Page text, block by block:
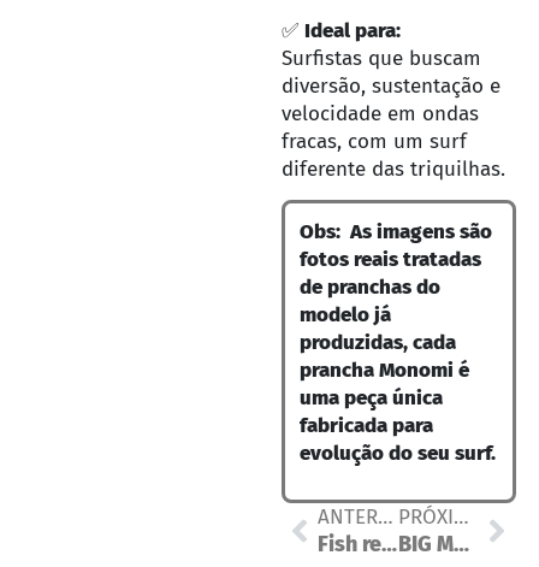
✅ Ideal para:
Surfistas que buscam
diversão, sustentação e
velocidade em ondas
fracas, com um surf
diferente das triquilhas.
Obs: As imagens são
fotos reais tratadas
de pranchas do
modelo já
produzidas, cada
prancha Monomi é
uma peça única
fabricada para
evolução do seu surf.
ANTERIOR
Fish retro
PRÓXIMO
BIG MOON